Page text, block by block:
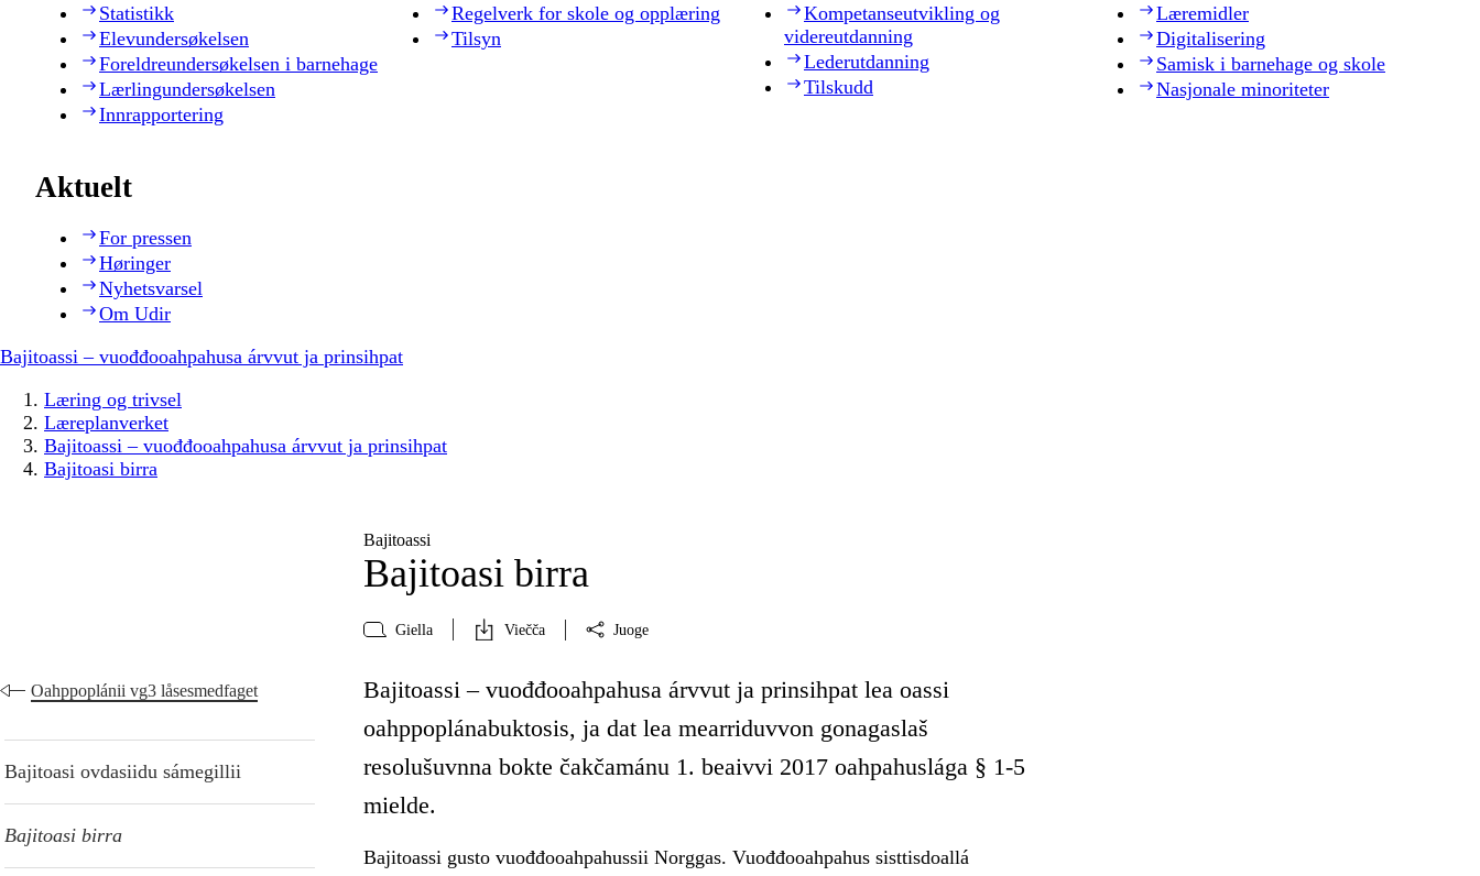
Statistikk
Elevundersøkelsen
Foreldreundersøkelsen i barnehage
Lærlingundersøkelsen
Innrapportering
Regelverk for skole og opplæring
Tilsyn
Kompetanseutvikling og
videreutdanning
Lederutdanning
Tilskudd
Læremidler
Digitalisering
Samisk i barnehage og skole
Nasjonale minoriteter
Aktuelt
For pressen
Høringer
Nyhetsvarsel
Om Udir
Bajitoassi – vuođđooahpahusa árvvut ja prinsihpat
Læring og trivsel
Læreplanverket
Bajitoassi – vuođđooahpahusa árvvut ja prinsihpat
Bajitoasi birra
Bajitoassi
Bajitoasi birra
Giella Viečča Juoge
Oahppoplánii vg3 låsesmedfaget
Bajitoasi ovdasiidu sámegillii
Bajitoasi birra
Bajitoassi – vuođđooahpahusa árvvut ja prinsihpat lea oassi
oahppoplánabuktosis, ja dat lea mearriduvvon gonagaslaš
resolušuvnna bokte čakčamánu 1. beaivvi 2017 oahpahuslága § 1-5
mielde.
Bajitoassi gusto vuođđooahpahussii Norggas. Vuođđooahpahus sisttisdoallá